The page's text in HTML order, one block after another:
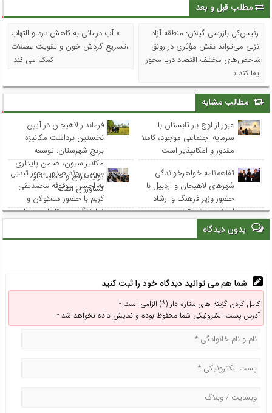
مطلب قبل و بعد
رئیس‌کل بازرسی گیلان: منطقه آزاد
انزلی می‌تواند نقش مؤثری در رونق
شاخص‌های مختلف اقتصاد دریا محور
ایفا کند »
« آب درمانی به کاهش درد و التهاب
،تسریع گردش خون و تقویت عضلات
کمک می کند
مطالب مشابه
عبور از اوج بار تابستان با
سرمایه اجتماعی موجود، کاملا
مقدور و امکانپذیر است
فرماندار لاهیجان در آیین
نخستین برداشت مکانیزه
برنج شهرستان: توسعه
مکانیزاسیون، ضامن پایداری
تولید برنج و حمایت از
کشاورزان است
تفاهم‌نامه خواهرخواندگی
شهرهای لاهیجان و اردبیل با
حضور وزیر فرهنگ و ارشاد
اسلامی امضا شد
بررسی روند صدور مجوز تبدیل
به احسن موقوفه محمدتقی
کریم با حضور مسئولان و
نمایندگان روستاهای ساحلی
بدون دیدگاه
شما هم می توانید دیدگاه خود را ثبت کنید
کامل کردن گزینه های ستاره دار (*) الزامی است -
آدرس پست الکترونیکی شما محفوظ بوده و نمایش داده نخواهد شد -